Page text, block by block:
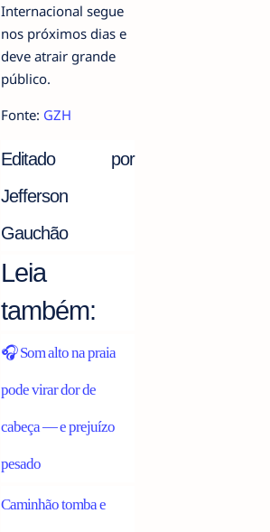
Internacional segue
nos próximos dias e
deve atrair grande
público.
Fonte: GZH
Editado por
Jefferson
Gauchão
Leia
também:
🎧Som alto na praia
pode virar dor de
cabeça — e prejuízo
pesado
Caminhão tomba e